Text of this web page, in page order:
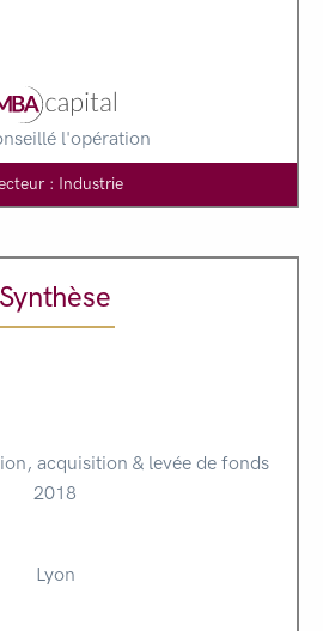
l'opération
: Industrie
Synthèse
acquisition & levée de fonds
2018
Lyon